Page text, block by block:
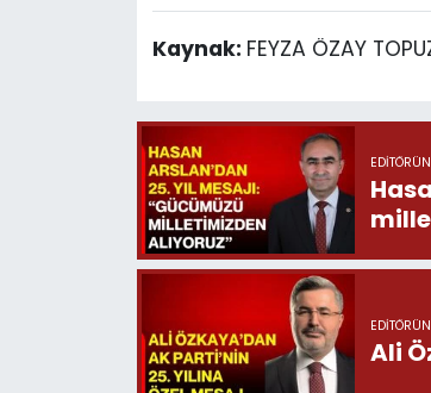
Kaynak: FEYZA ÖZAY
Ali